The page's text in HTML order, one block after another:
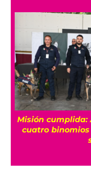
Misión cumplida:
cuatro